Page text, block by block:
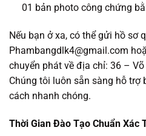
01 bản photo công chứng
Nếu bạn ở xa, có thể gửi hồ sơ
Phambangdlk4@gmail.com
chuyển phát về địa chỉ: 36 –
Chúng tôi luôn sẵn sàng hỗ
cách nhanh chóng.
Thời Gian Đào Tạo Chuẩn Xác